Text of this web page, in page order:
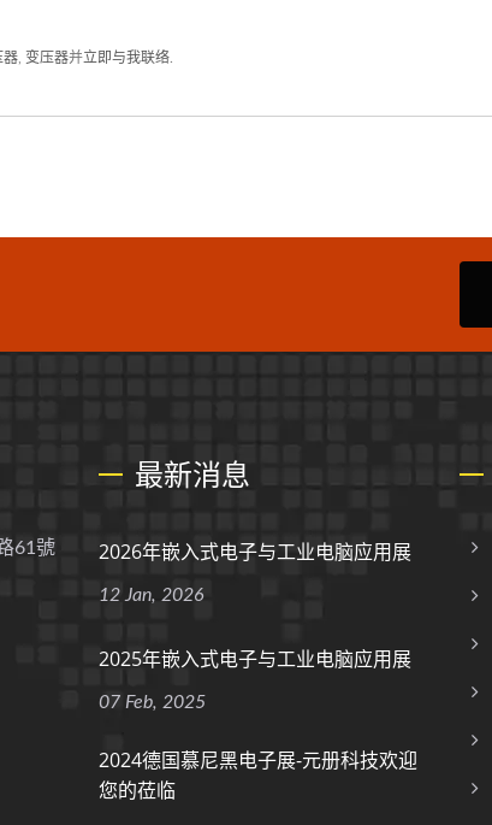
器, 变压器并立即与我联络.
61號
最新消息
2026年嵌入式电子与工业电脑应用展
12 Jan, 2026
2025年嵌入式电子与工业电脑应用展
07 Feb, 2025
2024德国慕尼黑电子展-元册科技欢迎
您的莅临